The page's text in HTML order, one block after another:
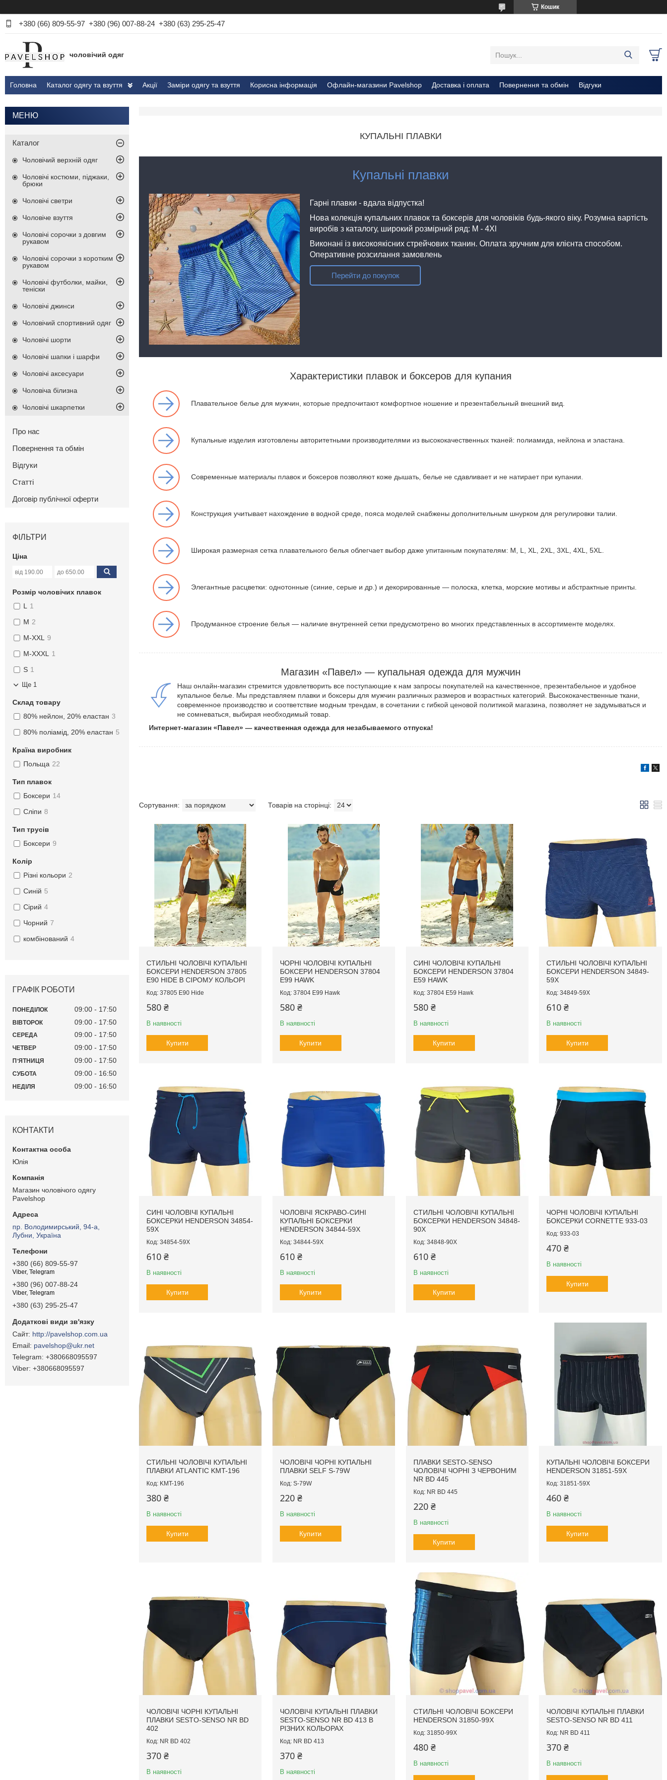
Кошик
+380 (66) 809-55-97 +380 (96) 007-88-24 +380 (63) 295-25-47
чоловічий одяг
Головна Каталог одягу та взуття Акції Заміри одягу та взуття Корисна інформація Офлайн-магазини Pavelshop Доставка і оплата Повернення та обмін Відгуки
КУПАЛЬНІ ПЛАВКИ
Купальні плавки
Гарні плавки - вдала відпустка!
Нова колекція купальних плавок та боксерів для чоловіків будь-якого віку. Розумна вартість
виробів з каталогу, широкий розмірний ряд: M - 4Xl
Виконані із високоякісних стрейчових тканин. Оплата зручним для клієнта способом.
Оперативне розсилання замовлень
Перейти до покупок
Характеристики плавок и боксеров для купания
Плавательное белье для мужчин, которые предпочитают комфортное ношение и презентабельный внешний вид.
Купальные изделия изготовлены авторитетными производителями из высококачественных тканей: полиамида, нейлона и эластана.
Современные материалы плавок и боксеров позволяют коже дышать, белье не сдавливает и не натирает при купании.
Конструкция учитывает нахождение в водной среде, пояса моделей снабжены дополнительным шнурком для регулировки талии.
Широкая размерная сетка плавательного белья облегчает выбор даже упитанным покупателям: М, L, XL, 2XL, 3XL, 4XL, 5XL.
Элегантные расцветки: однотонные (синие, серые и др.) и декорированные — полоска, клетка, морские мотивы и абстрактные принты.
Продуманное строение белья — наличие внутренней сетки предусмотрено во многих представленных в ассортименте моделях.
Магазин «Павел» — купальная одежда для мужчин
Наш онлайн-магазин стремится удовлетворить все поступающие к нам запросы покупателей на качественное, презентабельное и удобное
купальное белье. Мы представляем плавки и боксеры для мужчин различных размеров и возрастных категорий. Высококачественные ткани,
современное производство и соответствие модным трендам, в сочетании с гибкой ценовой политикой магазина, позволяет не задумываться и
не сомневаться, выбирая необходимый товар.
Интернет-магазин «Павел» — качественная одежда для незабываемого отпуска!
СТИЛЬНІ ЧОЛОВІЧІ КУПАЛЬНІ
БОКСЕРИ HENDERSON 37805
E90 HIDE В СІРОМУ КОЛЬОРІ
37805 E90 Hide
580 ₴
В наявності
Купити
ЧОРНІ ЧОЛОВІЧІ КУПАЛЬНІ
БОКСЕРИ HENDERSON 37804
E99 HAWK
37804 E99 Hawk
580 ₴
В наявності
Купити
СИНІ ЧОЛОВІЧІ КУПАЛЬНІ
БОКСЕРИ HENDERSON 37804
E59 HAWK
37804 E59 Hawk
580 ₴
В наявності
Купити
СТИЛЬНІ ЧОЛОВІЧІ КУПАЛЬНІ
БОКСЕРИ HENDERSON 34849-
59X
34849-59X
610 ₴
В наявності
Купити
СИНІ ЧОЛОВІЧІ КУПАЛЬНІ
БОКСЕРКИ HENDERSON 34854-
59X
34854-59X
610 ₴
В наявності
Купити
ЧОЛОВІЧІ ЯСКРАВО-СИНІ
КУПАЛЬНІ БОКСЕРКИ
HENDERSON 34844-59X
34844-59X
610 ₴
В наявності
Купити
СТИЛЬНІ ЧОЛОВІЧІ КУПАЛЬНІ
БОКСЕРКИ HENDERSON 34848-
90X
34848-90X
610 ₴
В наявності
Купити
ЧОРНІ ЧОЛОВІЧІ КУПАЛЬНІ
БОКСЕРКИ CORNETTE 933-03
933-03
470 ₴
В наявності
Купити
СТИЛЬНІ ЧОЛОВІЧІ КУПАЛЬНІ
ПЛАВКИ ATLANTIC KMT-196
KMT-196
380 ₴
В наявності
Купити
ЧОЛОВІЧІ ЧОРНІ КУПАЛЬНІ
ПЛАВКИ SELF S-79W
S-79W
220 ₴
В наявності
Купити
ПЛАВКИ SESTO-SENSO
ЧОЛОВІЧІ ЧОРНІ З ЧЕРВОНИМ
NR BD 445
NR BD 445
220 ₴
В наявності
Купити
КУПАЛЬНІ ЧОЛОВІЧІ БОКСЕРИ
HENDERSON 31851-59X
31851-59X
460 ₴
В наявності
Купити
ЧОЛОВІЧІ ЧОРНІ КУПАЛЬНІ
ПЛАВКИ SESTO-SENSO NR BD
402
NR BD 402
370 ₴
В наявності
ЧОЛОВІЧІ КУПАЛЬНІ ПЛАВКИ
SESTO-SENSO NR BD 413 В
РІЗНИХ КОЛЬОРАХ
NR BD 413
370 ₴
В наявності
СТИЛЬНІ ЧОЛОВІЧІ БОКСЕРИ
HENDERSON 31850-99X
31850-99X
480 ₴
В наявності
ЧОЛОВІЧІ КУПАЛЬНІ ПЛАВКИ
SESTO-SENSO NR BD 411
NR BD 411
370 ₴
В наявності
Каталог
Чоловічий верхній одяг
Чоловічі костюми, піджаки,
брюки
Чоловічі светри
Чоловіче взуття
Чоловічі сорочки з довгим
рукавом
Чоловічі сорочки з коротким
рукавом
Чоловічі футболки, майки,
теніски
Чоловічі джинси
Чоловічий спортивний одяг
Чоловічі шорти
Чоловічі шапки і шарфи
Чоловічі аксесуари
Чоловіча білизна
Чоловічі шкарпетки
Про нас
Повернення та обмін
Відгуки
Статті
Договір публічної оферти
ФІЛЬТРИ
Ціна
Розмір чоловічих плавок
L 1
M 2
M-XXL 9
M-XXXL 1
S 1
Ще 1
Склад товару
80% нейлон, 20% еластан 3
80% поліамід, 20% еластан 5
Країна виробник
Польща 22
Тип плавок
Боксери 14
Сліпи 8
Тип трусів
Боксери 9
Колір
Різні кольори 2
Синій 5
Сірий 4
Чорний 7
комбінований 4
ГРАФІК РОБОТИ
ПОНЕДІЛОК 09:00 17:50
ВІВТОРОК 09:00 17:50
СЕРЕДА 09:00 17:50
ЧЕТВЕР 09:00 17:50
ПʼЯТНИЦЯ 09:00 17:50
СУБОТА 09:00 16:50
НЕДІЛЯ 09:00 16:50
КОНТАКТИ
Юлія
Магазин чоловічого одягу
Pavelshop
пр. Володимирський, 94-а,
Лубни, Україна
+380 (66) 809-55-97
Viber, Telegram
+380 (96) 007-88-24
Viber, Telegram
+380 (63) 295-25-47
http://pavelshop.com.ua
pavelshop@ukr.net
+380668095597
+380668095597